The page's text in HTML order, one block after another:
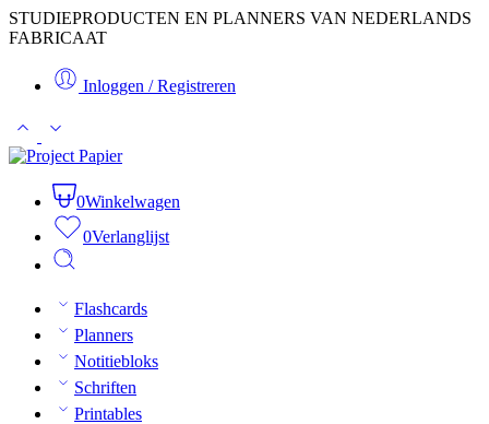
STUDIEPRODUCTEN EN PLANNERS VAN NEDERLANDS
FABRICAAT
Inloggen / Registreren
0Winkelwagen
0Verlanglijst
Flashcards
Planners
Notitiebloks
Schriften
Printables